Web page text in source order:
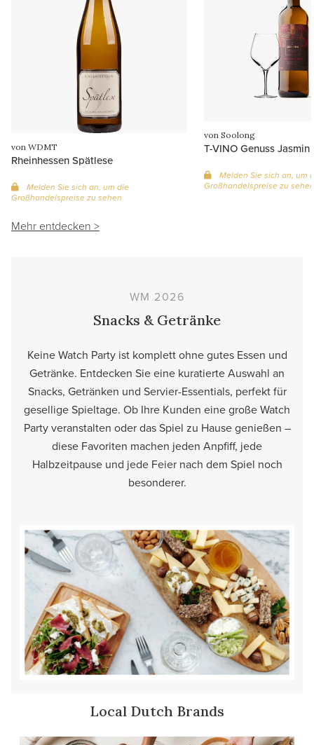
von WDMT
Rheinhessen Spätlese
Melden Sie sich an, um die
Großhandelspreise zu sehen
von Soolong
T-VINO Genuss Jasmin
Melden Sie sich an, um
Großhandelspreise zu sehen
Mehr entdecken >
WM 2026
Snacks & Getränke
Keine Watch Party ist komplett ohne gutes Essen und
Getränke. Entdecken Sie eine kuratierte Auswahl an
Snacks, Getränken und Servier-Essentials, perfekt für
gesellige Spieltage. Ob Ihre Kunden eine große Watch
Party veranstalten oder das Spiel zu Hause genießen –
diese Favoriten machen jeden Anpfiff, jede
Halbzeitpause und jede Feier nach dem Spiel noch
besonderer.
Local Dutch Brands